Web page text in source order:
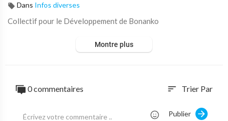
Dans Infos diverses
Collectif pour le Développement de Bonanko
Montre plus
0 commentaires sort Trier Par
Publier